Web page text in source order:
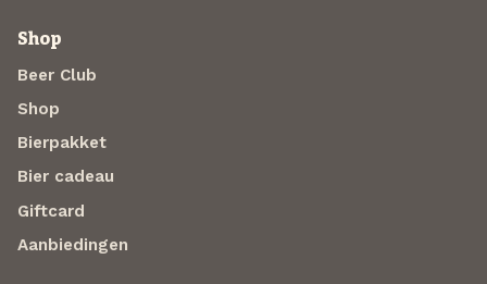
Shop
Beer Club
Shop
Bierpakket
Bier cadeau
Giftcard
Aanbiedingen